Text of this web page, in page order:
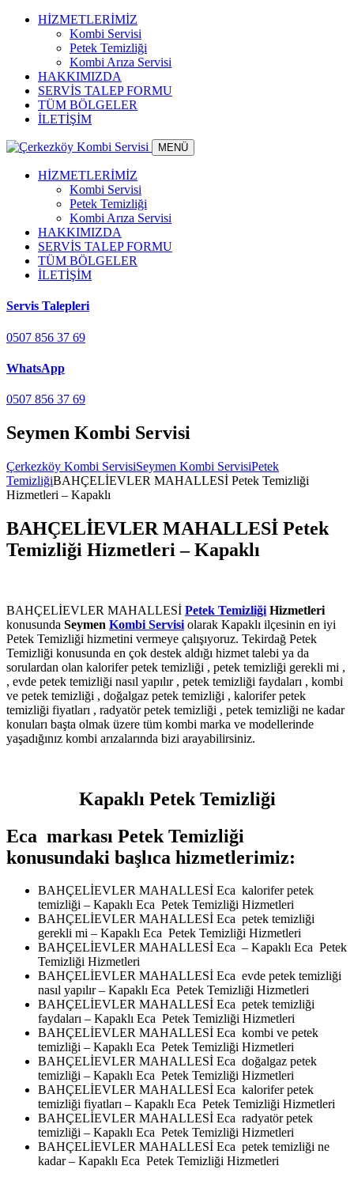
HİZMETLERİMİZ
Kombi Servisi
Petek Temizliği
Kombi Arıza Servisi
HAKKIMIZDA
SERVİS TALEP FORMU
TÜM BÖLGELER
İLETİŞİM
MENÜ
HİZMETLERİMİZ
Kombi Servisi
Petek Temizliği
Kombi Arıza Servisi
HAKKIMIZDA
SERVİS TALEP FORMU
TÜM BÖLGELER
İLETİŞİM
Servis Talepleri
0507 856 37 69
WhatsApp
0507 856 37 69
Seymen Kombi Servisi
Çerkezköy Kombi ServisiSeymen Kombi ServisiPetek
TemizliğiBAHÇELİEVLER MAHALLESİ Petek Temizliği
Hizmetleri – Kapaklı
BAHÇELİEVLER MAHALLESİ Petek
Temizliği Hizmetleri – Kapaklı
BAHÇELİEVLER MAHALLESİ Petek Temizliği Hizmetleri
konusunda Seymen Kombi Servisi olarak Kapaklı ilçesinin en iyi
Petek Temizliği hizmetini vermeye çalışıyoruz. Tekirdağ Petek
Temizliği konusunda en çok destek aldığı hizmet talebi ya da
sorulardan olan kalorifer petek temizliği , petek temizliği gerekli mi ,
, evde petek temizliği nasıl yapılır , petek temizliği faydaları , kombi
ve petek temizliği , doğalgaz petek temizliği , kalorifer petek
temizliği fiyatları , radyatör petek temizliği , petek temizliği ne kadar
konuları başta olmak üzere tüm kombi marka ve modellerinde
yaşadığınız kombi arızalarında bizi arayabilirsiniz.
Kapaklı Petek Temizliği
Eca markası Petek Temizliği
konusundaki başlıca hizmetlerimiz:
BAHÇELİEVLER MAHALLESİ Eca kalorifer petek
temizliği – Kapaklı Eca Petek Temizliği Hizmetleri
BAHÇELİEVLER MAHALLESİ Eca petek temizliği
gerekli mi – Kapaklı Eca Petek Temizliği Hizmetleri
BAHÇELİEVLER MAHALLESİ Eca – Kapaklı Eca Petek
Temizliği Hizmetleri
BAHÇELİEVLER MAHALLESİ Eca evde petek temizliği
nasıl yapılır – Kapaklı Eca Petek Temizliği Hizmetleri
BAHÇELİEVLER MAHALLESİ Eca petek temizliği
faydaları – Kapaklı Eca Petek Temizliği Hizmetleri
BAHÇELİEVLER MAHALLESİ Eca kombi ve petek
temizliği – Kapaklı Eca Petek Temizliği Hizmetleri
BAHÇELİEVLER MAHALLESİ Eca doğalgaz petek
temizliği – Kapaklı Eca Petek Temizliği Hizmetleri
BAHÇELİEVLER MAHALLESİ Eca kalorifer petek
temizliği fiyatları – Kapaklı Eca Petek Temizliği Hizmetleri
BAHÇELİEVLER MAHALLESİ Eca radyatör petek
temizliği – Kapaklı Eca Petek Temizliği Hizmetleri
BAHÇELİEVLER MAHALLESİ Eca petek temizliği ne
kadar – Kapaklı Eca Petek Temizliği Hizmetleri